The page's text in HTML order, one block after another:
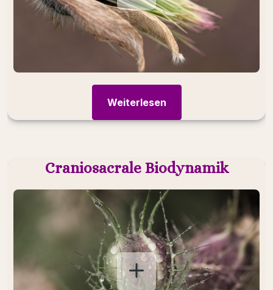
Dysregulation in uns.
Weiterlesen
Craniosacrale Biodynamik
Sanfte Berührungen, natürliche Rhythmen,